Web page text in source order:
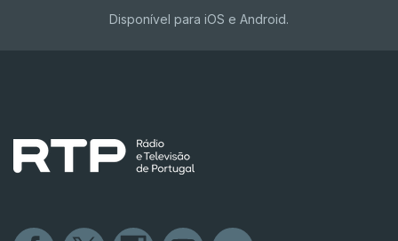
Disponível para iOS e Android.